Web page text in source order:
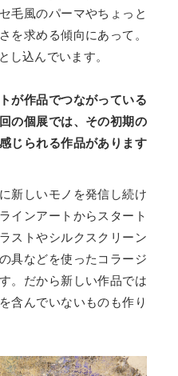
毛風のパーマやちょっと
を求める傾向にあって。
し込んでいます。
が作品でつながっている
の個展では、その初期の
じられる作品があります
新しいモノを発信し続け
インアートからスタート
ストやシルクスクリーン
具などを使ったコラージ
。だから新しい作品では
含んでいないものも作り